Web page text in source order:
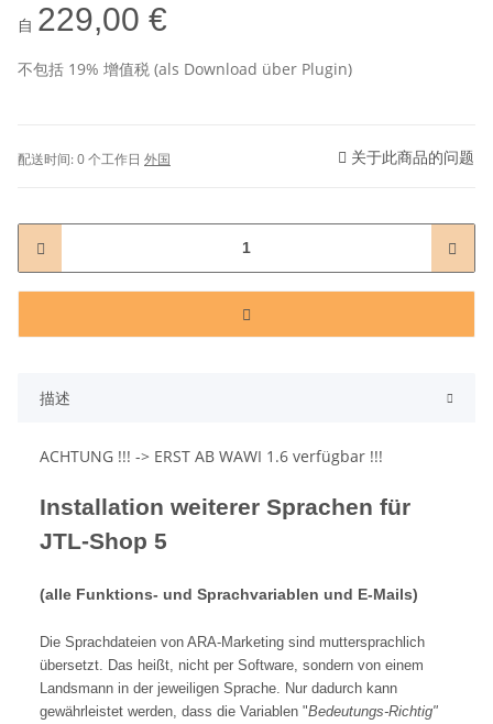
自 229,00 €
不包括 19% 增值税 (als Download über Plugin)
配送时间:0 个工作日 外国 关于此商品的问题
描述
ACHTUNG !!! -> ERST AB WAWI 1.6 verfügbar !!!
Installation weiterer Sprachen für
JTL-Shop 5
(alle Funktions- und Sprachvariablen und E-Mails)
Die Sprachdateien von ARA-Marketing sind muttersprachlich
übersetzt. Das heißt, nicht per Software, sondern von einem
Landsmann in der jeweiligen Sprache. Nur dadurch kann
gewährleistet werden, dass die Variablen "Bedeutungs-Richtig"